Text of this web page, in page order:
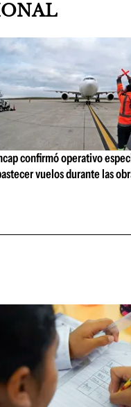
confirmó operativo
vuelos durante las